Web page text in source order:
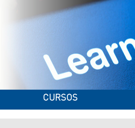
CURSOS